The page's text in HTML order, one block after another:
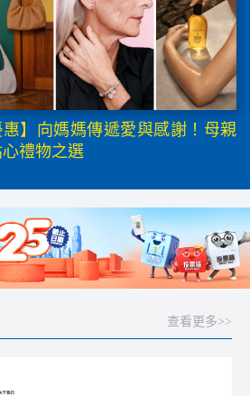
惠】向媽媽傳遞愛與感謝！母親
禮物之選
查看更多>>